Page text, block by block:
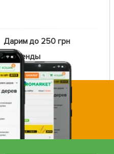
Дарим до 250 грн
Бренды